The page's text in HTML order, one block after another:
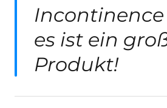
Incontinence
es ist ein
Produkt!